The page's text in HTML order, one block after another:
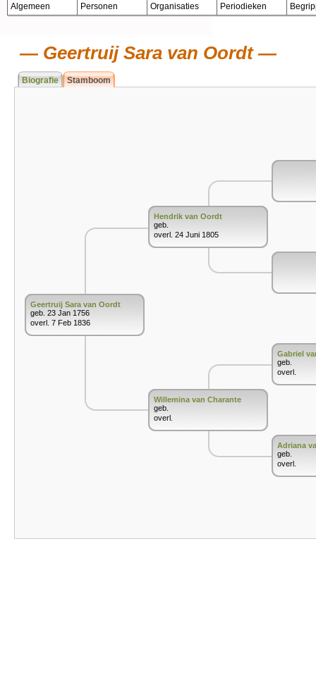
Algemeen Personen Organisaties Periodieken
Geertruij Sara van Oordt
Biografie Stamboom
Geertruij Sara van Oordt
geb. 23 Jan 1756
overl. 7 Feb 1836
Hendrik van Oordt
geb.
overl. 24 Juni 1805
Willemina van Charante
geb.
overl.
Gabriel
geb.
overl.
Adriana
geb.
overl.